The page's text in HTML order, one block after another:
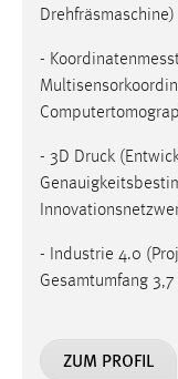
Drehfräsmaschine)
-
- 3D Druck
- Industrie 4.0
Gesamtumfang
ZUM PROFIL